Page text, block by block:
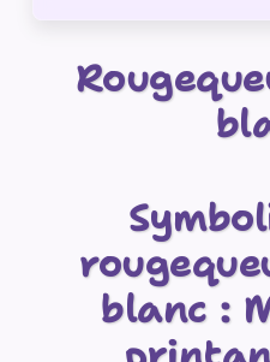
blanc :